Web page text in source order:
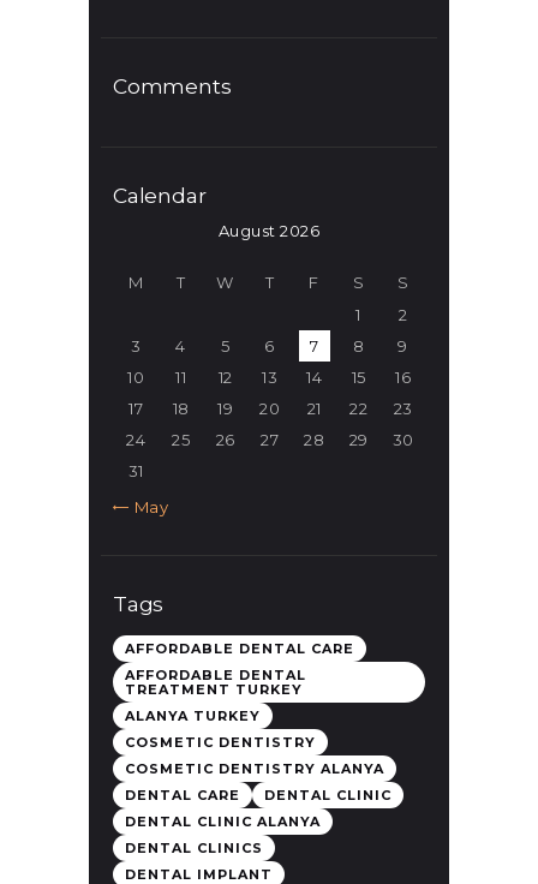
Comments
Calendar
August 2026
M T W T F S
S
1
2
3
4 5 6 7 8
9
10
11 12 13 14 15
16
17
18 19 20 21 22
23
24
25 26 27 28 29
30
31
« May
Tags
AFFORDABLE DENTAL CARE
AFFORDABLE DENTAL
TREATMENT TURKEY
ALANYA TURKEY
COSMETIC DENTISTRY
COSMETIC DENTISTRY ALANYA
DENTAL CARE
DENTAL CLINIC
DENTAL CLINIC ALANYA
DENTAL CLINICS
DENTAL IMPLANT